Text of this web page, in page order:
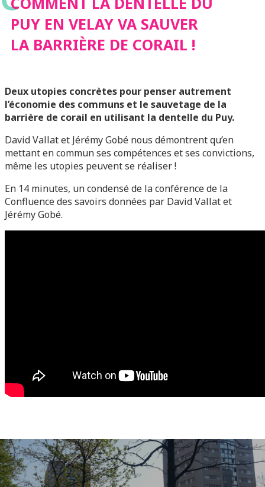
CORAIL !
PUY EN VELAY VA SAUVER
LA BARRIÈRE DE CORAIL !
Deux utopies concrètes pour penser autrement
l’économie des communs et le sauvetage de la
barrière de corail en utilisant la dentelle du Puy.
David Vallat et Jérémy Gobé nous démontrent qu’en
mettant en commun ses compétences et ses convictions,
même les utopies peuvent se réaliser !
En 14 minutes, un condensé de la conférence de la
Confluence des savoirs données par David Vallat et
Jérémy Gobé.